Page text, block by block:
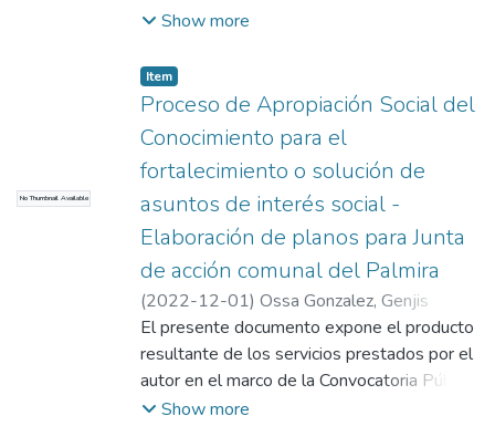
5445-2023 del Departamento del Cesar,
organizaciones comunales para la ejecución
de obras de impacto social y comunitario en
25 municipios del Departamento del Cesar.
La iniciativa busca promover el desarrollo y
fortalecimiento de las organizaciones
comunales a través de la ejecución de
proyectos que generen beneficios
significativos para sus comunidades, en
consonancia con los objetivos y directrices
establecidos en la convocatoria, la cual fue
adjudicada a la mencionada institución
comunal.
Show more
No Thumbnail Available
Item
Proceso de Apropiación Social del
Conocimiento para el
fortalecimiento o solución de
asuntos de interés social -
Elaboración de planos para Junta
de acción comunal del Palmira
(2022-12-01) Ossa Gonzalez, Genjis
Alberto
El presente documento expone el producto
resultante de los servicios prestados por el
autor en el marco de la Convocatoria Pública
N° JAC-1150-01-2022 del Departamento
Show more